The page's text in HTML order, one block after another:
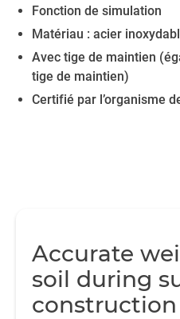
Fonction de simulation
Matériau : acier
Avec tige de maintien
tige de maintien)
Certifié par l’organisme
Accurate
soil during
construction